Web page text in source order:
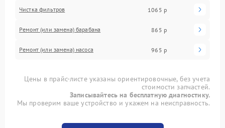
Чистка фильтров 1065 р
Ремонт (или замена) барабана 865 р
Ремонт (или замена) насоса 965 р
Цены в прайс-листе указаны ориентировочные, без учета
стоимости запчастей.
Записывайтесь на бесплатную диагностику.
Мы проверим ваше устройство и укажем на неисправность.